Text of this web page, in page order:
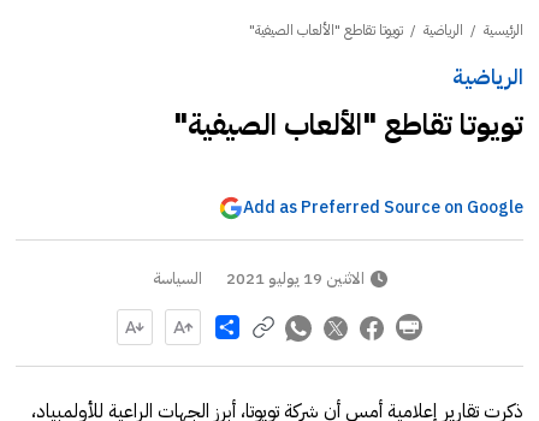
الرئيسية / الرياضية / تويوتا تقاطع "الألعاب الصيفية"
الرياضية
تويوتا تقاطع "الألعاب الصيفية"
Add as Preferred Source on Google
الاثنين 19 يوليو 2021 السياسة
Share
ذكرت تقارير إعلامية أمس أن شركة تويوتا، أبرز الجهات الراعية للأولمبياد،